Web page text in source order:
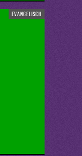
evangelisch